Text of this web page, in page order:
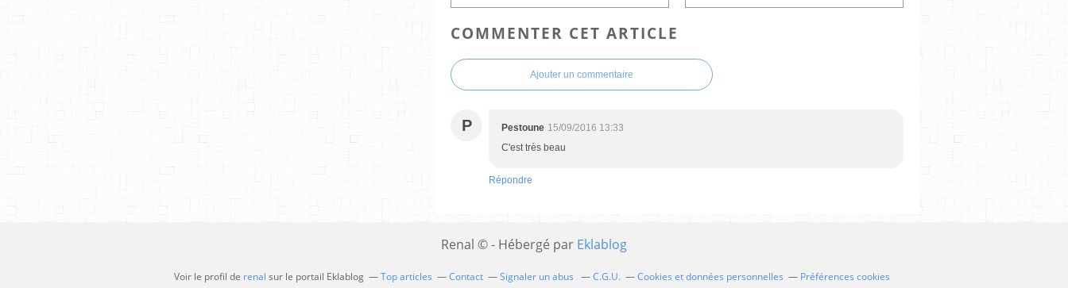
COMMENTER CET ARTICLE
Ajouter un commentaire
P Pestoune 15/09/2016 13:33
C'est très beau
Répondre
Renal © - Hébergé par Eklablog
Voir le profil de renal sur le portail Eklablog Top articles Contact Signaler un abus C.G.U. Cookies et données personnelles Préférences cookies